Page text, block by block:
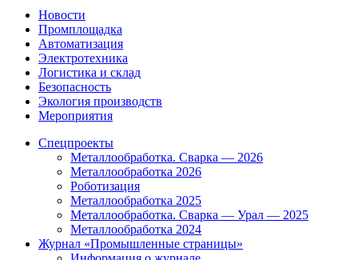
Новости
Промплощадка
Автоматизация
Электротехника
Логистика и склад
Безопасность
Экология производств
Мероприятия
Спецпроекты
Металлообработка. Сварка — 2026
Металлообработка 2026
Роботизация
Металлообработка 2025
Металлообработка. Сварка — Урал — 2025
Металлообработка 2024
Журнал «Промышленные страницы»